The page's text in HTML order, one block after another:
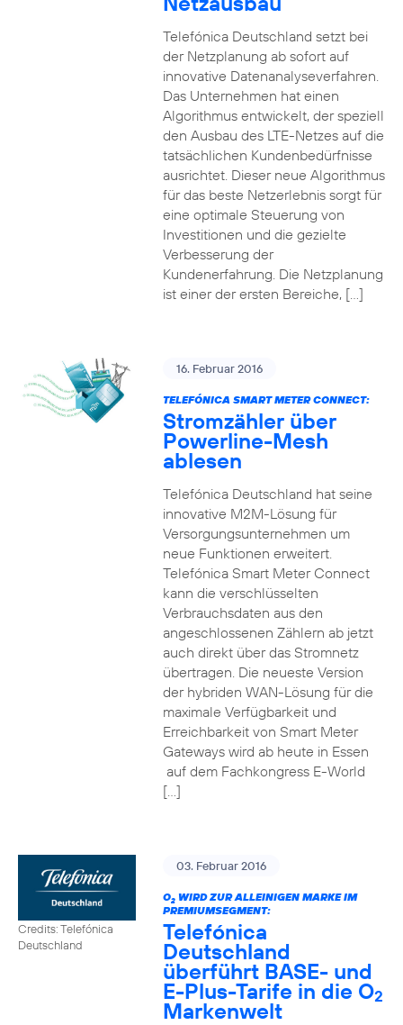
Telefónica Deutschland setzt bei
der Netzplanung ab sofort auf
innovative Datenanalyseverfahren.
Das Unternehmen hat einen
Algorithmus entwickelt, der speziell
den Ausbau des LTE-Netzes auf die
tatsächlichen Kundenbedürfnisse
ausrichtet. Dieser neue Algorithmus
für das beste Netzerlebnis sorgt für
eine optimale Steuerung von
Investitionen und die gezielte
Verbesserung der
Kundenerfahrung. Die Netzplanung
ist einer der ersten Bereiche, […]
16. Februar 2016
TELEFÓNICA SMART METER CONNECT:
Stromzähler über
Powerline-Mesh
ablesen
Telefónica Deutschland hat seine
innovative M2M-Lösung für
Versorgungsunternehmen um
neue Funktionen erweitert.
Telefónica Smart Meter Connect
kann die verschlüsselten
Verbrauchsdaten aus den
angeschlossenen Zählern ab jetzt
auch direkt über das Stromnetz
übertragen. Die neueste Version
der hybriden WAN-Lösung für die
maximale Verfügbarkeit und
Erreichbarkeit von Smart Meter
Gateways wird ab heute in Essen
auf dem Fachkongress E-World
[…]
Credits: Telefónica
Deutschland
03. Februar 2016
O2WIRD ZUR ALLEINIGEN MARKE IM
PREMIUMSEGMENT:
Telefónica
Deutschland
überführt BASE- und
E-Plus-Tarife in die O2
Markenwelt